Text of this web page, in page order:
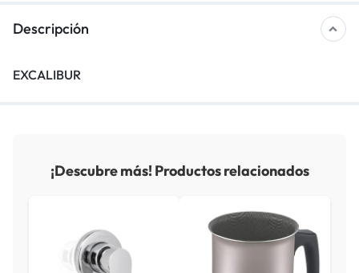
Descripción
EXCALIBUR
¡Descubre más! Productos relacionados